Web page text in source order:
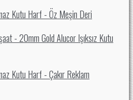
Kutu Harf - Öz Meşin Deri
- 20mm Gold Alucor Işıksız Kutu
Kutu Harf - Çakır Reklam